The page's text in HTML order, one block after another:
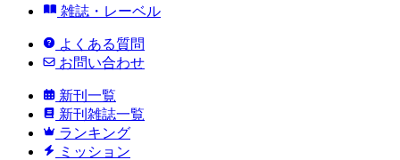
雑誌・レーベル
よくある質問
お問い合わせ
新刊一覧
新刊雑誌一覧
ランキング
ミッション